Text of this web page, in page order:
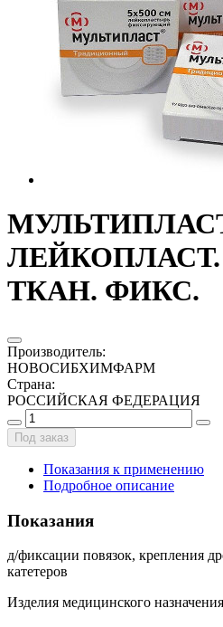
ЛЕЙКОПЛАСТ.
ТКАН. ФИКС.
Производитель:
НОВОСИБХИМФАРМ
Страна:
РОССИЙСКАЯ ФЕДЕРАЦИЯ
Под заказ
Показания к применению
Подробное описание
Показания
д/фиксации повязок, крепления
катетеров
Изделия медицинского назначения